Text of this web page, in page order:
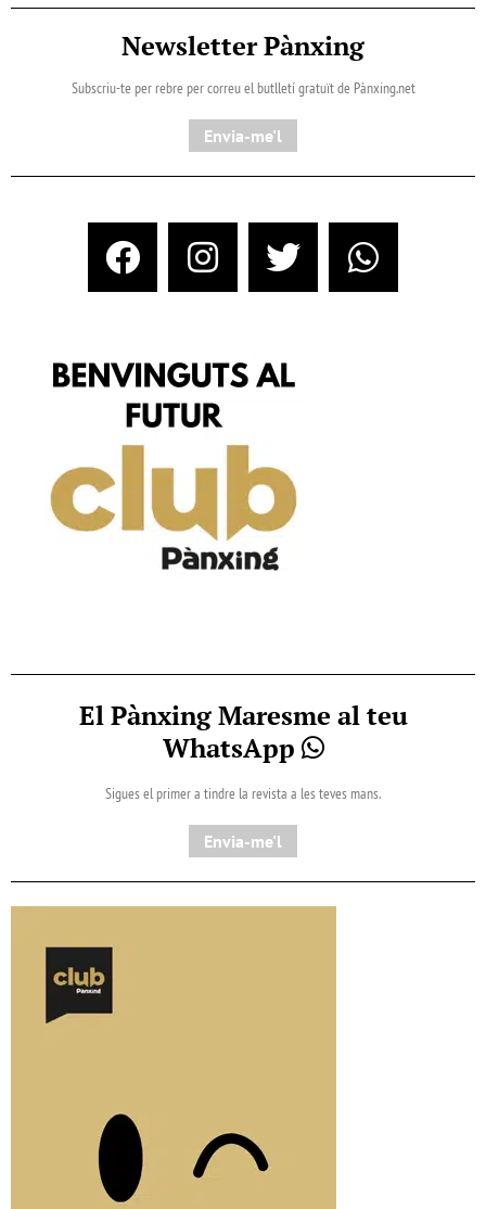
Newsletter Pànxing
Subscriu-te per rebre per correu el butlletí gratuït de Pànxing.net​
Envia-me'l
El Pànxing Maresme al teu
WhatsApp
Sigues el primer a tindre la revista a les teves mans.
Envia-me'l